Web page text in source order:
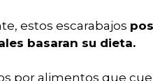
estos escarabajos
basaran su dieta.
por alimentos que